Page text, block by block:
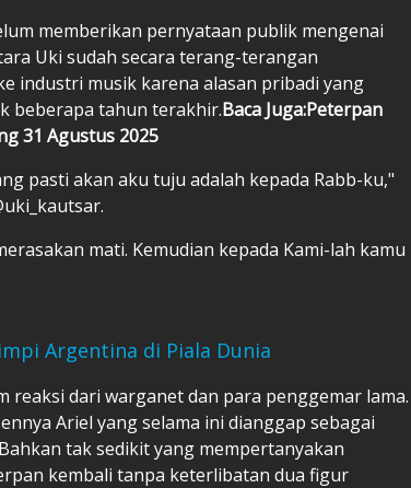
memberikan pernyataan publik mengenai
Uki sudah secara terang-terangan
industri musik karena alasan pribadi yang
beberapa tahun terakhir.Baca Juga:Peterpan
31 Agustus 2025
pasti akan aku tuju adalah kepada Rabb-ku,"
mati. Kemudian kepada Kami-lah kamu
Argentina di Piala Dunia
reaksi dari warganet dan para penggemar lama.
Ariel yang selama ini dianggap sebagai
tak sedikit yang mempertanyakan
kembali tanpa keterlibatan dua figur